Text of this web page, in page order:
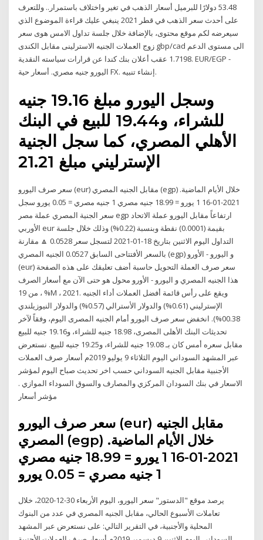
53.48 دولارًا للبرميل أسعار الذهب في تغير واختلاف باستمرار.. وللتعرف
على أحدث سعر الذهب في قطر 2021 ينبغي عليك قراءة الموضوع الذي
سيعرضه لكم موقع محتوى، بالإضافة خلال جلسة تداول الامس هوى سعر
زوج العملات الجنيه الاسترلينى مقابل الكندى gbp/cad الى مستوى الدعم
1.7198 عقب أعلان بنك كندا عن قرارات سياسته النقدية. EUR/EGP -
اليورو جنيه مصري. أسعار حية FX. إنشاء تنبيه.
وسجل اليورو مبلغ 19.16 جنيه
للشراء، و19.44 للبيع في البنك
الأهلي المصري، كما سجل الجنية
الإسترليني مبلغ 21.21
سعر صرف اليورو (eur) مقابل الجنيه المصري (egp) خلال الأيام الماضية.
2021-01-16 1 يورو = 18.99 جنيه مصري 1 جنيه مصري = 0.05 يورو سجل
سعر الجنية المصري عملة مصر egp ارتفاعاً مقابل اليورو عملة الاتحاد
الأوربي eur بقيمة (0.0001) نقطة وبنسبة (0.22%) وذلك خلال جلسة
التداول اليوم الاثنين بتاريخ 18-01-2021 لتسجل سعر 0.0528 🔼 مقارنة
بالسعر الأفتتاحى السابق 0.0527 الجنيه المصري (egp) و اليورو - الأورو
(eur) سعر صرف العملة التحويل حاسبة أضف تعليقك على هذه الصفحة
هذا الجنيه المصري و اليورو - الأورو محول هو حتى الآن مع أسعار الصرف
من 19 ، %M ، 2021. ويقع على رأس قائمة أفضل العملات أداء الجنيه
الإسترليني (0.61%) والدولار الأسترالي (0.57%) والدولار النيوزيلندي
00.38%). انخفض سعر صرف اليورو أمام الجنيه المصرى اليوم، وفقاً لآخر
تحديثات البنك الأهلى المصرى، 18.98 جنيه للشراء، و19.16 جنيه للبيع
مقابل سعره أمس كان بـ 19.08 جنيه للشراء، و19.25 جنيه للبيع. نستعرض
عبر المشهد السوداني اليوم الثلاثاء 9 يوليو 2019م أسعار صرف العملات
الأجنبية مقابل الجنيه السوداني حسب اخر تحديث صباح اليوم لمؤشر
الاسعار في بنك السودان المركزي والمصارف والسوق السوداء الموازي .
مؤشر أسعار
سعر صرف اليورو (eur) مقابل الجنيه
المصري (egp) خلال الأيام الماضية.
2021-01-16 1 يورو = 18.99 جنيه مصري
1 جنيه مصري = 0.05 يورو
يرصد موقع "الدستور" سعر اليورو، اليوم الأربعاء 30-12-2020، خلال
تعاملات الأسبوع الحالي، مقابل الجنيه المصري في عدد من البنوك
المحلية والأجنبية، في التقرير التالي: على نستعرض عبر المشهد